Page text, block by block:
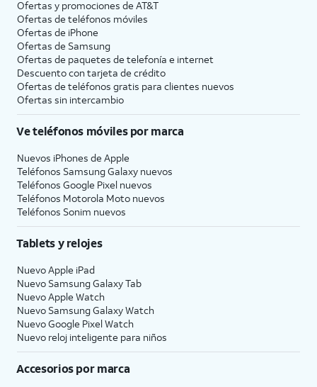
Ofertas y promociones de AT&T
Ofertas de teléfonos móviles
Ofertas de iPhone
Ofertas de Samsung
Ofertas de paquetes de telefonía e internet
Descuento con tarjeta de crédito
Ofertas de teléfonos gratis para clientes nuevos
Ofertas sin intercambio
Ve teléfonos móviles por marca
Nuevos iPhones de Apple
Teléfonos Samsung Galaxy nuevos
Teléfonos Google Pixel nuevos
Teléfonos Motorola Moto nuevos
Teléfonos Sonim nuevos
Tablets y relojes
Nuevo Apple iPad
Nuevo Samsung Galaxy Tab
Nuevo Apple Watch
Nuevo Samsung Galaxy Watch
Nuevo Google Pixel Watch
Nuevo reloj inteligente para niños
Accesorios por marca